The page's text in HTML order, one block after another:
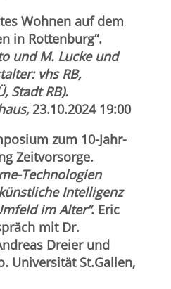
Wohnen auf dem
in Rottenburg“.
und M. Lucke und
vhs RB,
Stadt RB).
23.10.2024 19:00
zum 10-Jahr-
Zeitvorsorge.
Technologien
Intelligenz
im Alter“. Eric
mit Dr.
Dreier und
Universität St.Gallen,